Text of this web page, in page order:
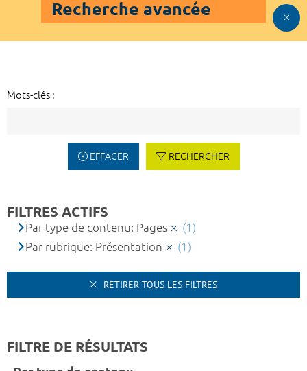
Recherche avancée
Mots-clés :
EFFACER RECHERCHER
FILTRES ACTIFS
Par type de contenu: Pages
(1)
Par rubrique: Présentation
(1)
RETIRER TOUS LES FILTRES
FILTRE DE RÉSULTATS